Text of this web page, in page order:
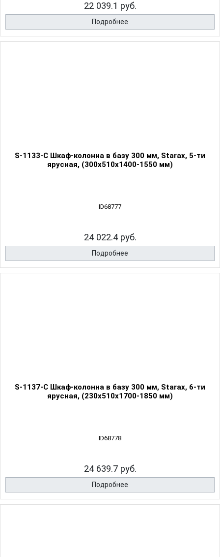
22 039.1 руб.
Подробнее
S-1133-С Шкаф-колонна в базу 300 мм, Starax, 5-ти
ярусная, (300х510х1400-1550 мм)
ID68777
24 022.4 руб.
Подробнее
S-1137-C Шкаф-колонна в базу 300 мм, Starax, 6-ти
ярусная, (230х510х1700-1850 мм)
ID68778
24 639.7 руб.
Подробнее